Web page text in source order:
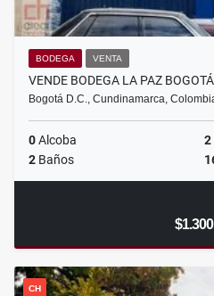
BODEGA VENTA
VENDE BODEGA LA PAZ BOGOTÁ
Bogotá D.C., Cundinamarca,
0Alcoba 2
2 Baños
CH